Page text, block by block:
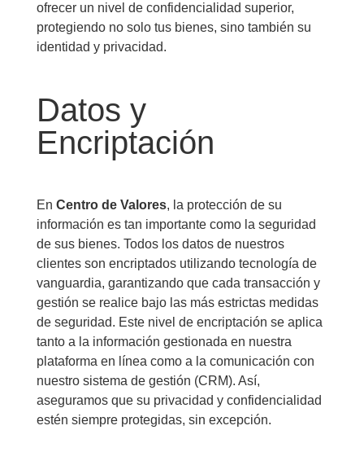
ofrecer un nivel de confidencialidad superior,
protegiendo no solo tus bienes, sino también su
identidad y privacidad.
Datos y
Encriptación
En Centro de Valores, la protección de su
información es tan importante como la seguridad
de sus bienes. Todos los datos de nuestros
clientes son encriptados utilizando tecnología de
vanguardia, garantizando que cada transacción y
gestión se realice bajo las más estrictas medidas
de seguridad. Este nivel de encriptación se aplica
tanto a la información gestionada en nuestra
plataforma en línea como a la comunicación con
nuestro sistema de gestión (CRM). Así,
aseguramos que su privacidad y confidencialidad
estén siempre protegidas, sin excepción.